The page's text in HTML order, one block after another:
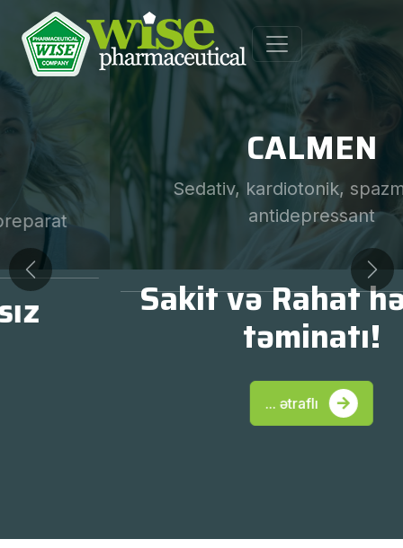
CALMEN
Sedativ, kardiotonik, spazmolitik,
Sakit və Rahat həyatın
təminatı!
Previous Next